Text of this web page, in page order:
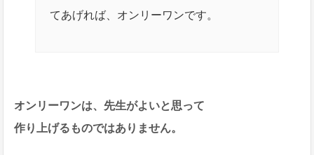
てあげれば、オンリーワンです。
オンリーワンは、先生がよいと思って
作り上げるものではありません。